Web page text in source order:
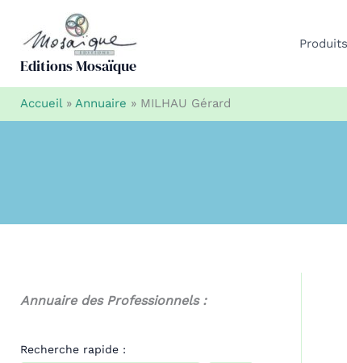
contenu
Editions Mosaïque
Produits
Accueil» Annuaire » MILHAU Gérard
Annuaire des Professionnels :
Recherche rapide :